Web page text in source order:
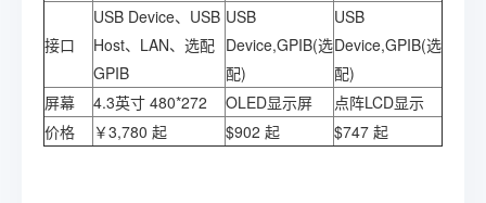
接口
USB Device、USB
Host、LAN、选配
GPIB
USB
Device,GPIB(选
配)
USB
Device,GPIB(选
配)
屏幕
4.3英寸 480*272 OLED显示屏
点阵LCD显示
价格
￥3,780 起 $902 起 $747 起